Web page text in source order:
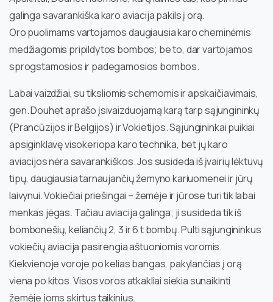
galinga savarankiška karo aviacija pakils į orą.
Oro puolimams vartojamos daugiausia karo cheminėmis
medžiagomis pripildytos bombos; be to, dar vartojamos
sprogstamosios ir padegamosios bombos.
Labai vaizdžiai, su tiksliomis schemomis ir apskaičiavimais,
gen. Douhet aprašo įsivaizduojamą karą tarp sąjungininkų
(Prancūzijos ir Belgijos) ir Vokietijos. Sąjungininkai puikiai
apsiginklavę visokeriopa karo technika, bet jų karo
aviacijos nėra savarankiškos. Jos susideda iš įvairių lėktuvų
tipų, daugiausia tarnaujančių žemyno kariuomenei ir jūrų
laivynui. Vokiečiai priešingai – žemėje ir jūrose turi tik labai
menkas jėgas. Tačiau aviacija galinga; ji susideda tik iš
bombonešių, keliančių 2, 3 ir 6 t bombų. Pulti sąjungininkus
vokiečių aviacija pasirengia aštuoniomis voromis.
Kiekvienoje voroje po kelias bangas, pakylančias į orą
viena po kitos. Visos voros atkakliai siekia sunaikinti
žemėje joms skirtus taikinius.